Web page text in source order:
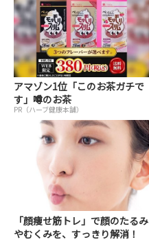
アマゾン1位「このお茶ガチで
す」噂のお茶
PR（ハーブ健康本舗）
「顔痩せ筋トレ」で顔のたるみ
やむくみを、すっきり解消！